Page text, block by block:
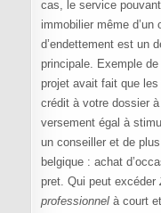
cas, le service
immobilier même d’un
d’endettement est un
principale. Exemple
projet avait fait que
crédit à votre dossier
versement égal à
un conseiller et de
belgique : achat
pret. Qui peut excéder
professionnelà court